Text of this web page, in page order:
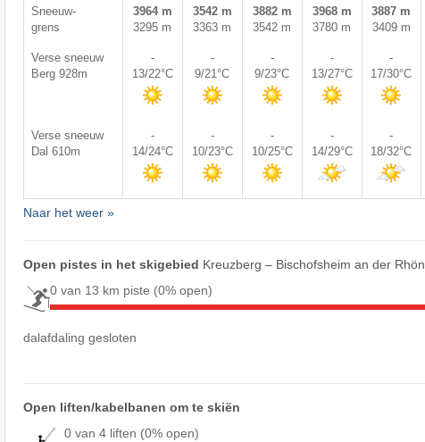
Sneeuw-
grens
3964 m
3295 m
3542 m
3363 m
3882 m
3542 m
3968 m
3780 m
3887 m
3409 m
Verse sneeuw
Berg 928m
-
13/22°C
-
9/21°C
-
9/23°C
-
13/27°C
-
17/30°C
Verse sneeuw
Dal 610m
-
14/24°C
-
10/23°C
-
10/25°C
-
14/29°C
-
18/32°C
Naar het weer »
Open pistes in het skigebied Kreuzberg – Bischofsheim an der Rhön
0 van 13 km piste (0% open)
dalafdaling gesloten
Open liften/kabelbanen om te skiën
0 van 4 liften (0% open)